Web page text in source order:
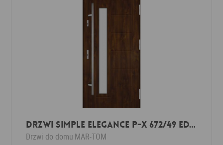
Drzwi Simple Elegance P-X 672/49 Edytuj
Drzwi do domu MAR-TOM